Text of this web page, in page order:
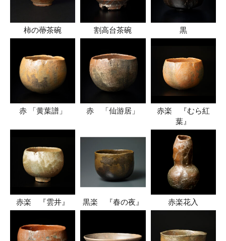
柿の蔕茶碗 割高台茶碗 黒
赤 「黄葉譜」 赤 「仙游居」
赤楽 『むら紅
葉』
赤楽 『雲井』 黒楽 『春の夜』 赤楽花入